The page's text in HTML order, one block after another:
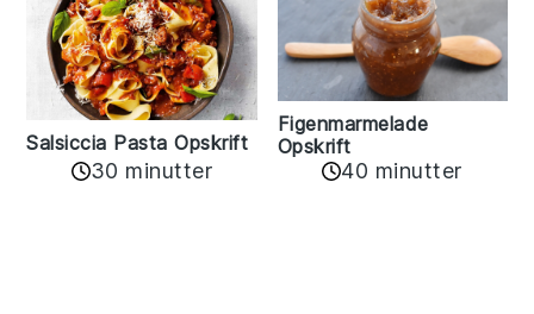
Salsiccia Pasta Opskrift
30 minutter
Figenmarmelade
Opskrift
40 minutter